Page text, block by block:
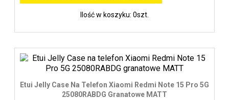
Ilość w koszyku: 0szt.
Etui Jelly Case Na Telefon Xiaomi Redmi Note 15 Pro 5G
25080RABDG Granatowe MATT